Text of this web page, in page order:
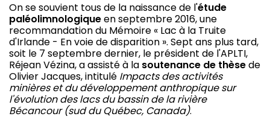
On se souvient tous de la naissance de l'étude
paléolimnologiqueen septembre 2016, une
recommandation du Mémoire « Lac à la Truite
d'Irlande - En voie de disparition ». Sept ans plus tard,
soit le 7 septembre dernier, le président de l'APLTI,
Réjean Vézina, a assisté à la soutenance de thèsede
Olivier Jacques, intitulé Impacts des activités
minières et du développement anthropique sur
l'évolution des lacs du bassin de la rivière
Bécancour (sud du Québec, Canada).